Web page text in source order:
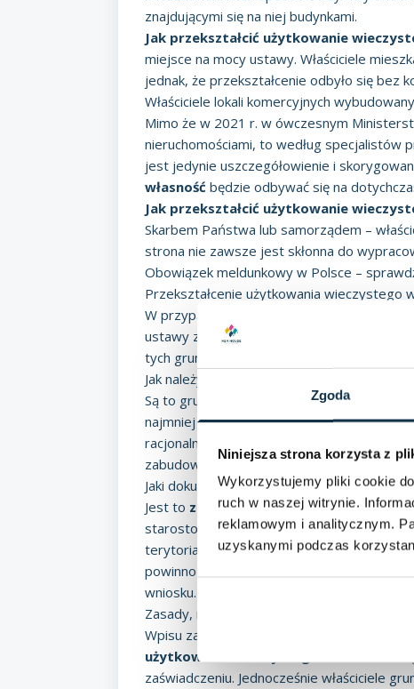
Zgoda
Niniejsza strona korzysta z
Wykorzystujemy pliki cookie
ruch w naszej witrynie.
reklamowym i analitycznym.
uzyskanymi podczas
znajdującymi się na niej budynkami.
Jak przekształcić użytkowanie
miejsce na mocy ustawy. Właściciele
jednak, że przekształcenie odbyło się bez
Właściciele lokali komercyjnych
Mimo że w 2021 r. w ówczesnym
nieruchomościami, to według specjalistów
jest jedynie uszczegółowienie i
własność będzie odbywać się na
Jak przekształcić użytkowanie
Skarbem Państwa lub samorządem –
strona nie zawsze jest skłonna do
Obowiązek meldunkowyw Polsce –
Przekształcenie użytkowania wieczystego
W przypadku gruntów zabudowanych na
ustawy z dnia 20 lipca 2018 r. o
tych gruntów (tzw.
Jak należy rozumieć grunty zabudowane na
Są to grunty zabudowane budynkami
najmniej połowę wszystkich lokali) wraz z
racjonalne korzystanie z mieszkań.
zabudowanych na cele mieszkaniowe, ale
Jaki dokument jest niezbędny do
Jest to zaświadczenie o
starostowie (gdy grunt należy do Skarbu
terytorialnego). Jednocześnie ustawa
powinno zostać wydane – z urzędu jest to
wniosku.
Zasady, na jakich odbywa się wpis
Wpisu zarówno własności gruntu, jak i
użytkowania wieczystego we własność
zaświadczeniu. Jednocześnie właściciele